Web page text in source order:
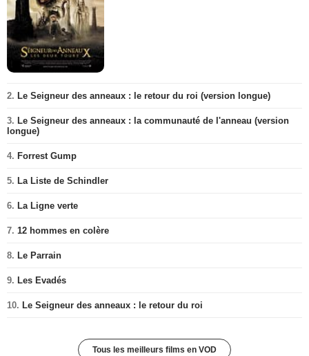
2. Le Seigneur des anneaux : le retour du roi (version longue)
3. Le Seigneur des anneaux : la communauté de l'anneau (version
longue)
4. Forrest Gump
5. La Liste de Schindler
6. La Ligne verte
7. 12 hommes en colère
8. Le Parrain
9. Les Evadés
10. Le Seigneur des anneaux : le retour du roi
Tous les meilleurs films en VOD